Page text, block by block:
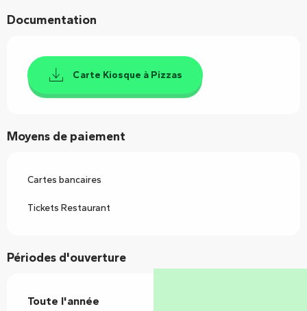
Documentation
Carte Kiosque à Pizzas
Moyens de paiement
Cartes bancaires
Tickets Restaurant
Périodes d'ouverture
Toute l'année
Toute l'année